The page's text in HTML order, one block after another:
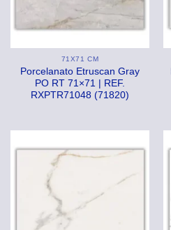
71X71 CM
Porcelanato Etruscan Gray
PO RT 71×71 | REF.
RXPTR71048 (71820)